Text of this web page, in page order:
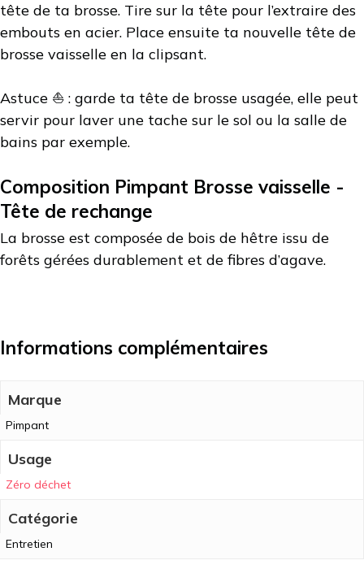
tête de ta brosse. Tire sur la tête pour l’extraire des
embouts en acier. Place ensuite ta nouvelle tête de
brosse vaisselle en la clipsant.
Astuce ⛵️ : garde ta tête de brosse usagée, elle peut
servir pour laver une tache sur le sol ou la salle de
bains par exemple.
Composition Pimpant Brosse vaisselle -
Tête de rechange
La brosse est composée de bois de hêtre issu de
forêts gérées durablement et de fibres d’agave.
Informations complémentaires
Marque
Pimpant
Usage
Zéro déchet
Catégorie
Entretien